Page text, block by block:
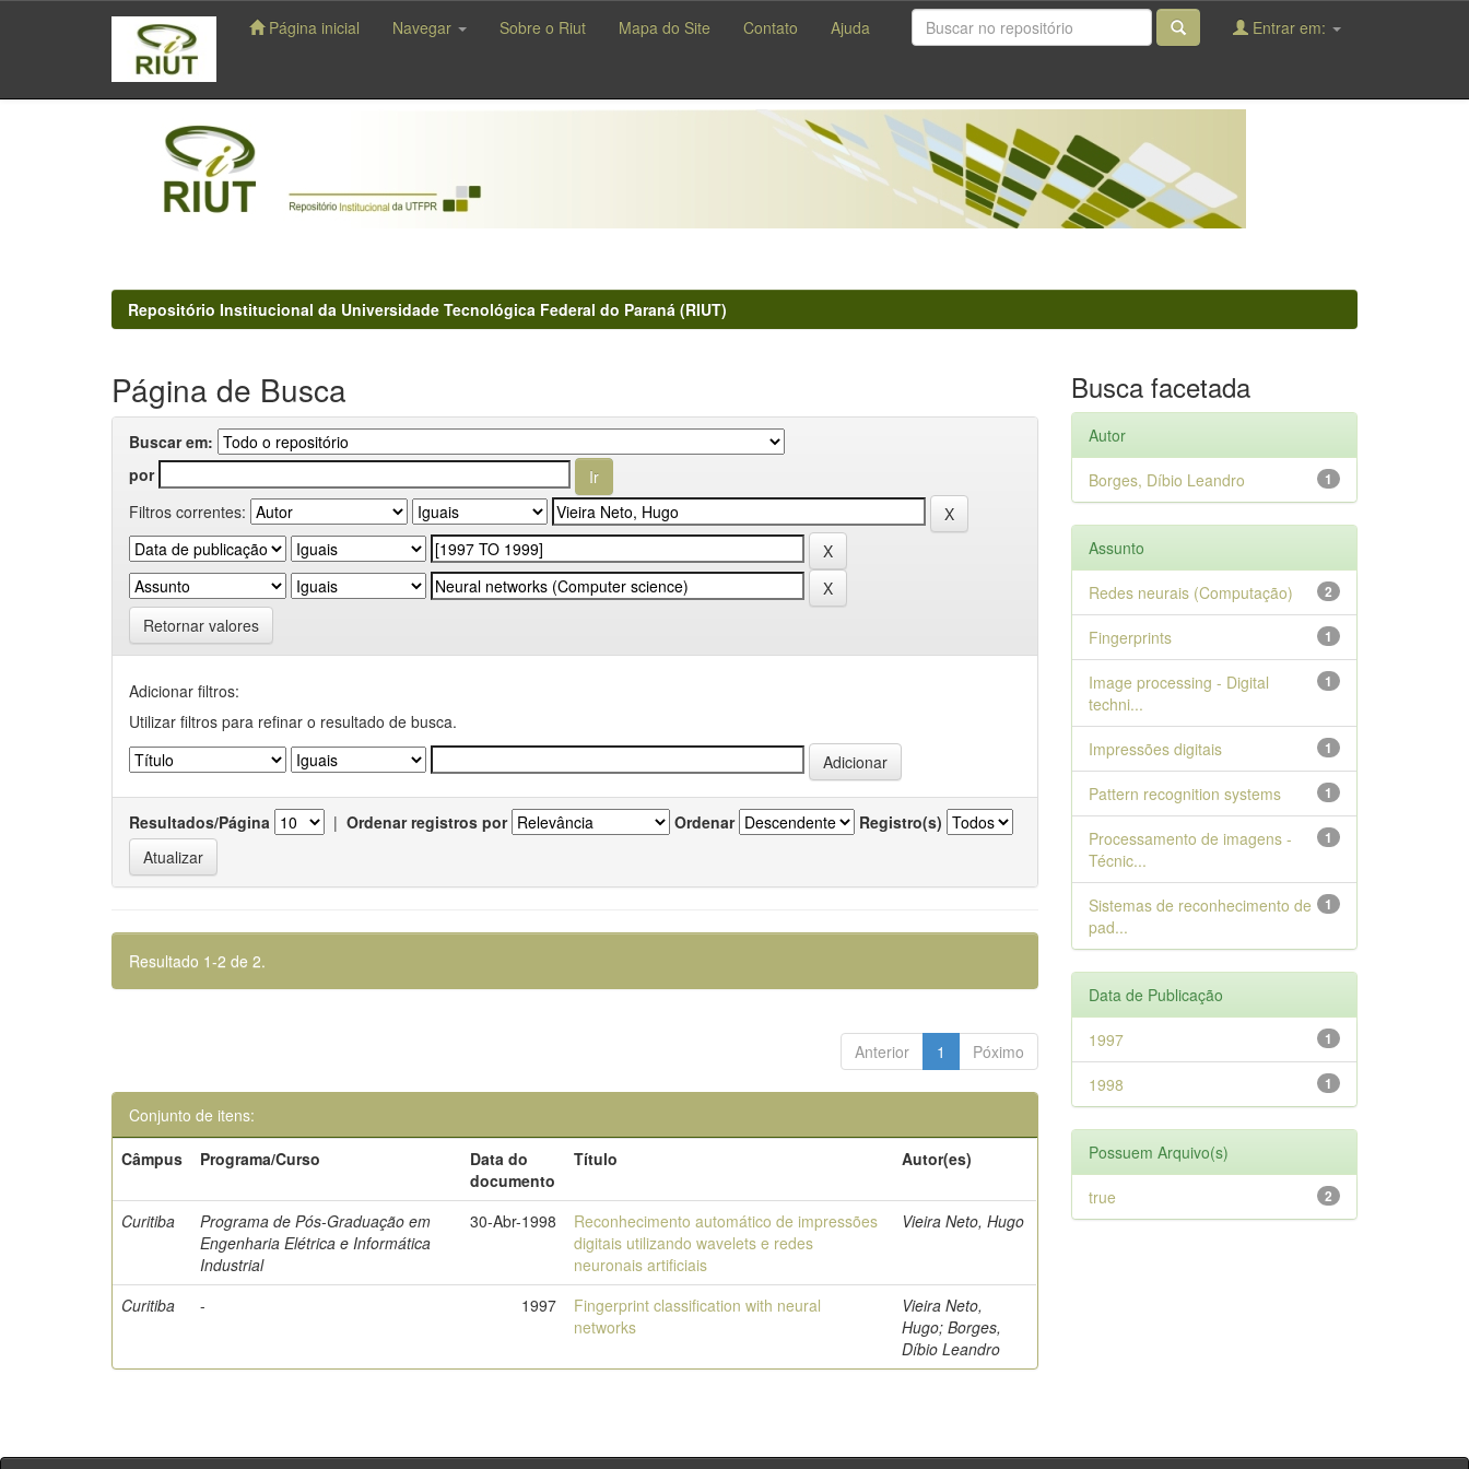
navigation
Página inicial Navegar Sobre o Riut Mapa do Site Contato Ajuda Entrar em:
Repositório Institucional da Universidade Tecnológica Federal do Paraná (RIUT)
Página de Busca
Buscar em:
por
Filtros correntes:
Retornar valores
Adicionar filtros:
Utilizar filtros para refinar o resultado de busca.
Resultados/Página | Ordenar registros por Ordenar Registro(s)
Resultado 1-2 de 2.
Anterior 1 Póximo
Conjunto de itens:
Câmpus
Programa/Curso
Data do
documento
Título Autor(es)
Curitiba
Programa de Pós-Graduação em
Engenharia Elétrica e Informática
Industrial
30-Abr-1998
Reconhecimento automático de impressões
digitais utilizando wavelets e redes
neuronais artificiais
Vieira Neto, Hugo
Curitiba - 1997
Fingerprint classification with neural
networks
Vieira Neto,
Hugo; Borges,
Díbio Leandro
Busca facetada
Autor
1
Borges, Díbio Leandro
Assunto
2
Redes neurais (Computação)
1
Fingerprints
1
Image processing - Digital
techni...
1
Impressões digitais
1
Pattern recognition systems
1
Processamento de imagens -
Técnic...
1
Sistemas de reconhecimento de
pad...
Data de Publicação
1
1997
1
1998
Possuem Arquivo(s)
2
true